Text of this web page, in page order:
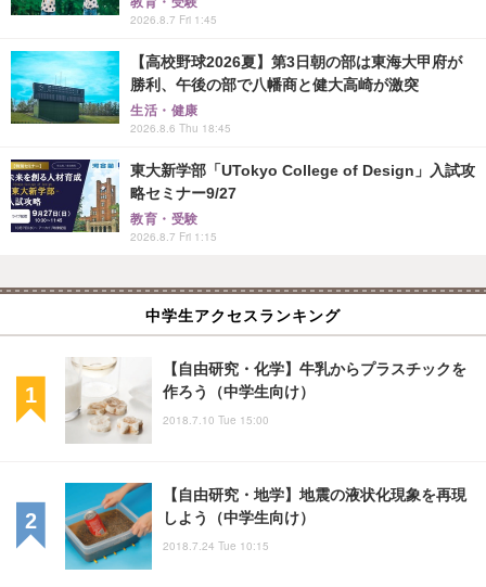
2026.8.7 Fri 1:45
【高校野球2026夏】第3日朝の部は東海大甲府が
勝利、午後の部で八幡商と健大高崎が激突
生活・健康
2026.8.6 Thu 18:45
東大新学部「UTokyo College of Design」入試攻
略セミナー9/27
教育・受験
2026.8.7 Fri 1:15
中学生アクセスランキング
【自由研究・化学】牛乳からプラスチックを
作ろう（中学生向け）
2018.7.10 Tue 15:00
【自由研究・地学】地震の液状化現象を再現
しよう（中学生向け）
2018.7.24 Tue 10:15